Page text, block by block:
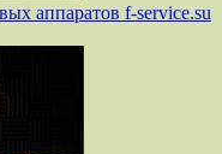
аппаратов f-service.su